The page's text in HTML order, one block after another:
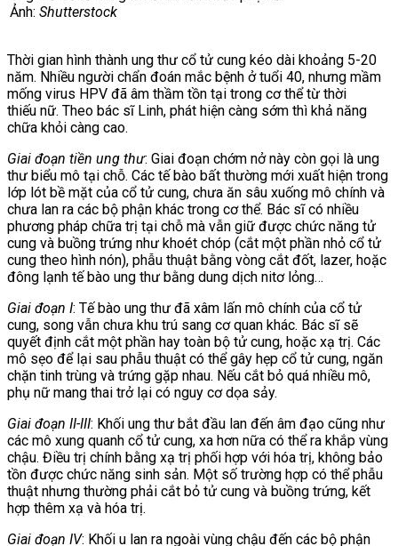
Ảnh: Shutterstock
Thời gian hình thành ung thư cổ tử cung kéo dài khoảng 5-20
năm. Nhiều người chẩn đoán mắc bệnh ở tuổi 40, nhưng mầm
mống virus HPV đã âm thầm tồn tại trong cơ thể từ thời
thiếu nữ. Theo bác sĩ Linh, phát hiện càng sớm thì khả năng
chữa khỏi càng cao.
Giai đoạn tiền ung thư: Giai đoạn chớm nở này còn gọi là ung
thư biểu mô tại chỗ. Các tế bào bất thường mới xuất hiện trong
lớp lót bề mặt của cổ tử cung, chưa ăn sâu xuống mô chính và
chưa lan ra các bộ phận khác trong cơ thể. Bác sĩ có nhiều
phương pháp chữa trị tại chỗ mà vẫn giữ được chức năng tử
cung và buồng trứng như khoét chóp (cắt một phần nhỏ cổ tử
cung theo hình nón), phẫu thuật bằng vòng cắt đốt, lazer, hoặc
đông lạnh tế bào ung thư bằng dung dịch nitơ lỏng…
Giai đoạn I: Tế bào ung thư đã xâm lấn mô chính của cổ tử
cung, song vẫn chưa khu trú sang cơ quan khác. Bác sĩ sẽ
quyết định cắt một phần hay toàn bộ tử cung, hoặc xạ trị. Các
mô sẹo để lại sau phẫu thuật có thể gây hẹp cổ tử cung, ngăn
chặn tinh trùng và trứng gặp nhau. Nếu cắt bỏ quá nhiều mô,
phụ nữ mang thai trở lại có nguy cơ dọa sảy.
Giai đoạn II-III: Khối ung thư bắt đầu lan đến âm đạo cũng như
các mô xung quanh cổ tử cung, xa hơn nữa có thể ra khắp vùng
chậu. Điều trị chính bằng xạ trị phối hợp với hóa trị, không bảo
tồn được chức năng sinh sản. Một số trường hợp có thể phẫu
thuật nhưng thường phải cắt bỏ tử cung và buồng trứng, kết
hợp thêm xạ và hóa trị.
Giai đoạn IV: Khối u lan ra ngoài vùng chậu đến các bộ phận